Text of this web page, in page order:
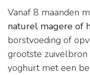
Vanaf 8 maanden
naturel magere of
borstvoeding of
grootste
yoghurt met een